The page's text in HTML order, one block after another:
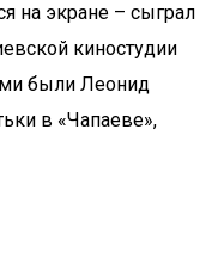
на экране – сыграл
киностудии
были Леонид
в «Чапаеве»,